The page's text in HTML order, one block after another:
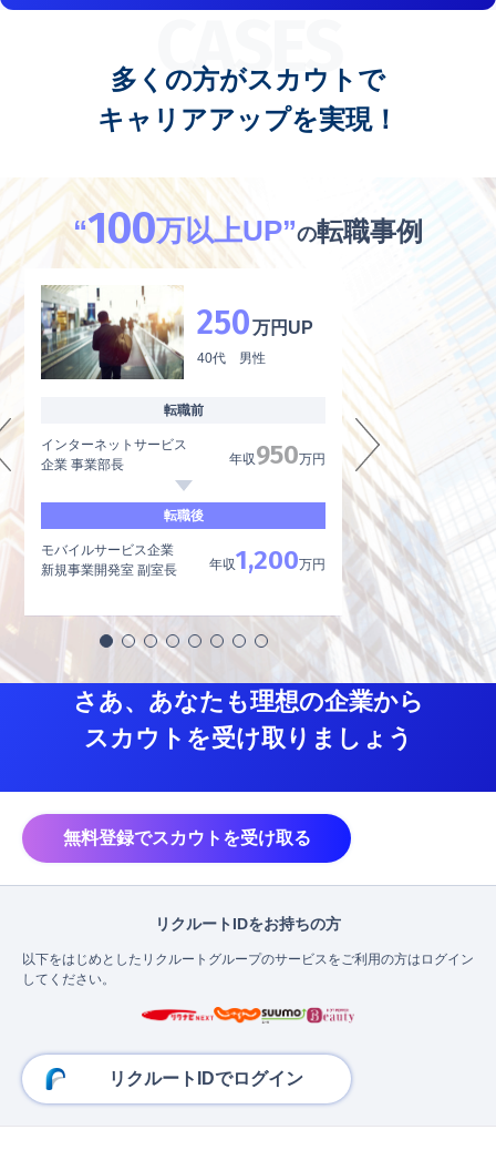
CASES
多くの方がスカウトで
キャリアアップを実現！
“100万以上UP”の転職事例
250万円UP
40代 男性
転職前
インターネットサービス
企業 事業部長
年収950万円
転職後
モバイルサービス企業
新規事業開発室 副室長
年収1,200万円
外資系製薬メーカー
品質管理、品質保証
内資系製薬メーカー
品質管理責任者
さあ、あなたも理想の企業から
スカウトを受け取りましょう
無料登録でスカウトを受け取る
リクルートIDをお持ちの方
以下をはじめとしたリクルートグループのサービスをご利用の方はログイン
してください。
リクルートIDでログイン